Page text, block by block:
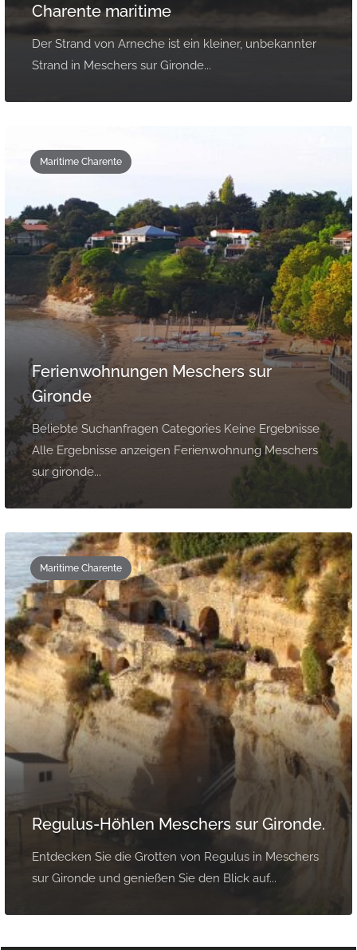
Charente maritime
Der Strand von Arneche ist ein kleiner, unbekannter
Strand in Meschers sur Gironde...
Maritime Charente
Ferienwohnungen Meschers sur
Gironde
Beliebte Suchanfragen Categories Keine Ergebnisse
Alle Ergebnisse anzeigen Ferienwohnung Meschers
sur gironde...
Maritime Charente
Regulus-Höhlen Meschers sur Gironde.
Entdecken Sie die Grotten von Regulus in Meschers
sur Gironde und genießen Sie den Blick auf...